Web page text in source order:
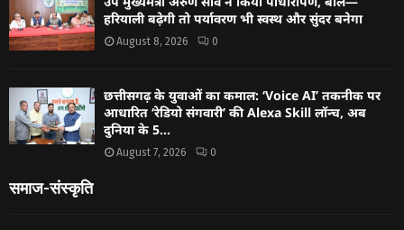
हरियाली बढ़ेगी तो पर्यावरण भी स्वस्थ और सुंदर बनेगा
August 8, 2026 0
छत्तीसगढ़ के युवाओं का कमाल: ‘Voice AI’ तकनीक पर
आधारित ‘रेडियो संगवारी’ की Alexa Skill लॉन्च, अब
दुनिया के 5...
August 7, 2026 0
समाज-संस्कृति